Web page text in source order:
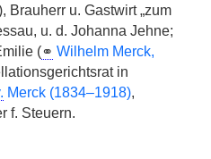
Brauherr u. Gastwirt „zum
u. d. Johanna Jehne;
(⚭ Wilhelm Merck,
in
Merck (1834–1918),
f. Steuern.